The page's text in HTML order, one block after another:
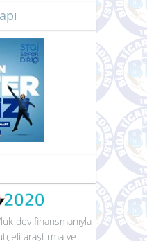
dev finansmanıyla
araştırma ve